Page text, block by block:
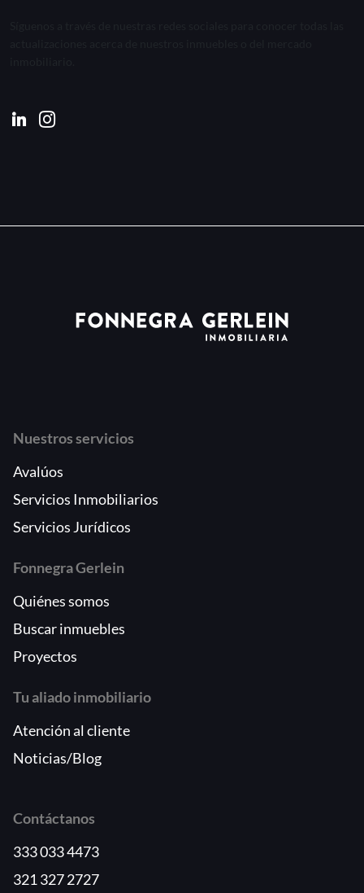
Nuestros servicios
Avalúos
Servicios Inmobiliarios
Servicios Jurídicos
Fonnegra Gerlein
Quiénes somos
Buscar inmuebles
Proyectos
Tu aliado inmobiliario
Atención al cliente
Noticias/Blog
Contáctanos
333 033 4473
321 327 2727